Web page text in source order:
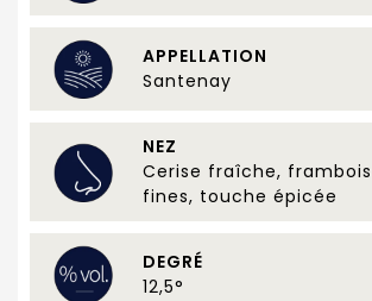
APPELLATION
Santenay
NEZ
Cerise fraîche,
fines, touche épicée
DEGRÉ
12,5°